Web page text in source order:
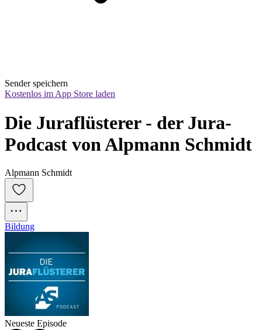
Sender speichern
Kostenlos im App Store laden
Die Juraflüsterer - der Jura-
Podcast von Alpmann Schmidt
Alpmann Schmidt
Bildung
Neueste Episode